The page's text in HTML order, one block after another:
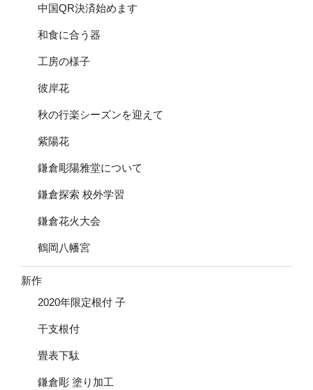
中国QR決済始めます
和食に合う器
工房の様子
彼岸花
秋の行楽シーズンを迎えて
紫陽花
鎌倉彫陽雅堂について
鎌倉探索 校外学習
鎌倉花火大会
鶴岡八幡宮
新作
2020年限定根付 子
干支根付
畳表下駄
鎌倉彫 塗り加工